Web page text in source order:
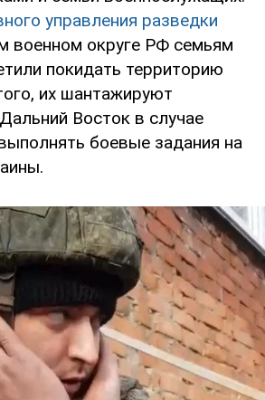
управления разведки
военном округе РФ семьям
покидать территорию
их шантажируют
Восток в случае
боевые задания на